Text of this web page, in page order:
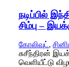
நடிப்பில்
சிம்பு –
கோலிவுட் ,
சுசீந்திரன்
வெளியீட்டு